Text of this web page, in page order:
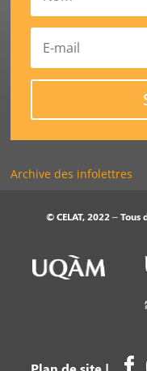
Archive des infolettres
© CELAT, 2022 –